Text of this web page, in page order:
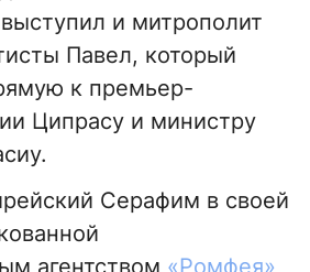
и митрополит
Павел, который
к премьер-
Ципрасу и министру
Серафим в своей